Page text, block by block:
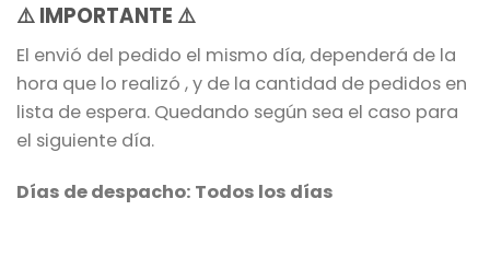
⚠️ IMPORTANTE ⚠️
El envió del pedido el mismo día, dependerá de la
hora que lo realizó , y de la cantidad de pedidos en
lista de espera. Quedando según sea el caso para
el siguiente día.
Días de despacho: Todos los días